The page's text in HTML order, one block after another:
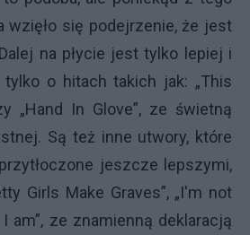
wzięło się podejrzenie, że jest
na płycie jest tylko lepiej i
o hitach takich jak: „This
„Hand In Glove”, ze świetną
Są też inne utwory, które
jeszcze lepszymi,
Girls Make Graves”, „I'm not
am”, ze znamienną deklaracją